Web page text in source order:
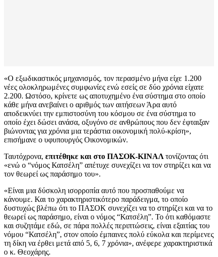
«Ο εξωδικαστικός μηχανισμός, τον περασμένο μήνα είχε 1.200
νέες ολοκληρωμένες συμφωνίες ενώ εσείς σε δύο χρόνια είχατε
2.200. Ωστόσο, κρίνετε ως αποτυχημένο ένα σύστημα στο οποίο
κάθε μήνα ανεβαίνει ο αριθμός των αιτήσεων Άρα αυτό
αποδεικνύει την εμπιστοσύνη του κόσμου σε ένα σύστημα το
οποίο έχει δώσει ανάσα, οξυγόνο σε ανθρώπους που δεν έφταιξαν
βιώνοντας για χρόνια μια τεράστια οικονομική πολύ-κρίση»,
επισήμανε ο υφυπουργός Οικονομικών.
Ταυτόχρονα, επιτέθηκε και στο ΠΑΣΟΚ-ΚΙΝΑΛ τονίζοντας ότι
«ενώ ο “νόμος Κατσέλη” απέτυχε συνεχίζει να τον στηρίζει και να
τον θεωρεί ως παράσημο του».
«Είναι μια δύσκολη ισορροπία αυτό που προσπαθούμε να
κάνουμε. Και το χαρακτηριστικότερο παράδειγμα, το οποίο
δυστυχώς βλέπω ότι το ΠΑΣΟΚ συνεχίζει να το στηρίζει και να το
θεωρεί ως παράσημο, είναι ο νόμος “Κατσέλη”. Το ότι καθόμαστε
και συζητάμε εδώ, σε πάρα πολλές περιπτώσεις, είναι εξαιτίας του
νόμου “Κατσέλη”, στον οποίο έμπαινες πολύ εύκολα και περίμενες
τη δίκη να έρθει μετά από 5, 6, 7 χρόνια», ανέφερε χαρακτηριστικά
ο κ. Θεοχάρης.